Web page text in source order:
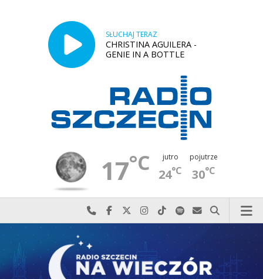
SŁUCHAJ TERAZ
CHRISTINA AGUILERA -
GENIE IN A BOTTLE
17°C jutro
24°C
pojutrze
30°C
Najlepiej po prostu do nas zadzwoń
Odwiedź nas na Facebook-u
Odwiedź nas na X
Odwiedź nas na Instagram-ie
Odwiedź nas na TikTok-u
Szukaj nas na Spotify
Wyślij do nas
Szukaj